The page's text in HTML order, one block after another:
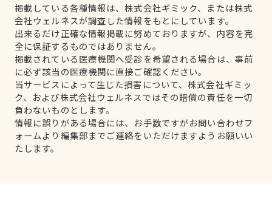
掲載している各種情報は、株式会社ギミック、または株式
会社ウェルネスが調査した情報をもとにしています。
出来るだけ正確な情報掲載に努めておりますが、内容を完
全に保証するものではありません。
掲載されている医療機関へ受診を希望される場合は、事前
に必ず該当の医療機関に直接ご確認ください。
当サービスによって生じた損害について、株式会社ギミッ
ク、および株式会社ウェルネスではその賠償の責任を一切
負わないものとします。
情報に誤りがある場合には、お手数ですがお問い合わせフ
ォームより編集部までご連絡をいただけますようお願いい
たします。